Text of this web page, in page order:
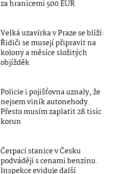
za hranicemi 500 EUR
Velká uzavírka v Praze se blíží:
Řidiči se musejí připravit na
kolony a měsíce složitých
objížděk
Policie i pojišťovna uznaly, že
nejsem viník autonehody.
Přesto musím zaplatit 28 tisíc
korun
Čerpací stanice v Česku
podvádějí s cenami benzínu.
Inspekce eviduje další